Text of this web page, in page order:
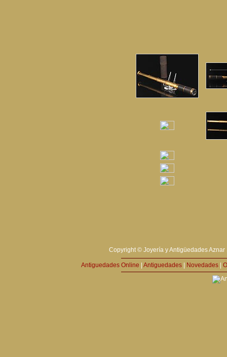
Copyright © Joyería y Antigüedades
Antiguedades Online Antiguedades Novedades